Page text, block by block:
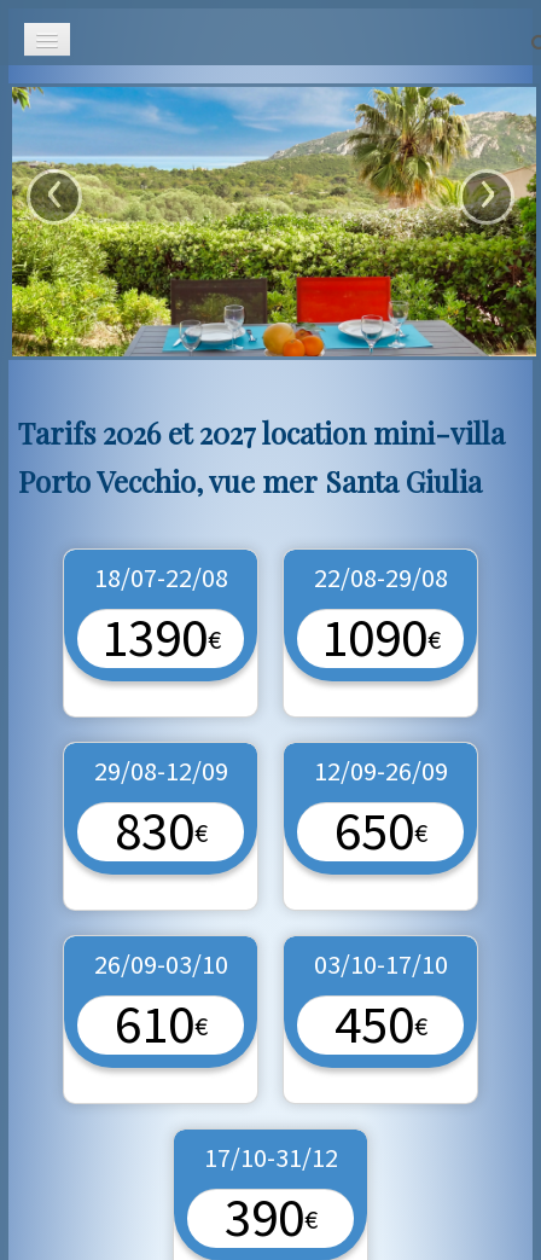
Hébergement
Tarif & Disponibilités
Localisation
Alentours
Avis
‹ ›
Tarifs 2026 et 2027 location mini-villa
Porto Vecchio, vue mer Santa Giulia
18/07-22/08
1390€
22/08-29/08
1090€
29/08-12/09
830€
12/09-26/09
650€
26/09-03/10
610€
03/10-17/10
450€
17/10-31/12
390€